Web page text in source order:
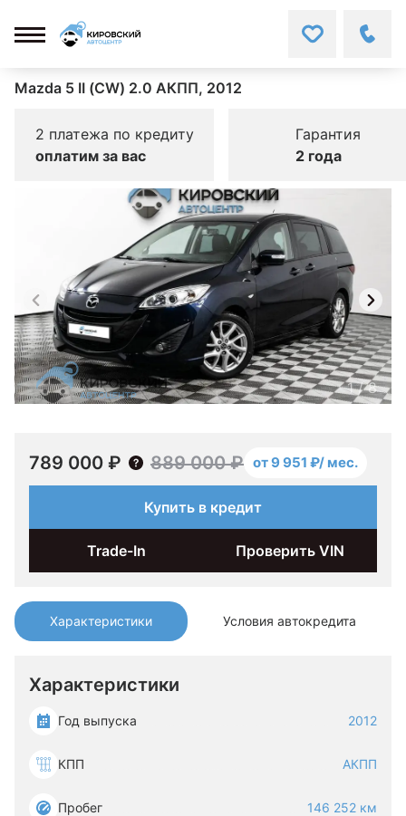
Mazda 5 II (CW) 2.0 АКПП, 2012
2 платежа по кредиту
оплатим за вас
Гарантия
2 года
Характеристики Условия автокредита
Характеристики
Год выпуска 2012
КПП АКПП
Пробег 146 252 км
1/8
789 000 ₽ 889 000 ₽ от 9 951 ₽/ мес.
Купить в кредит
Trade-In Проверить VIN